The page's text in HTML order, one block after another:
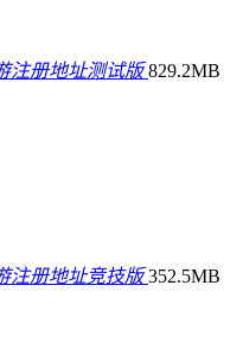
注册地址测试版 829.2MB
注册地址竞技版 352.5MB